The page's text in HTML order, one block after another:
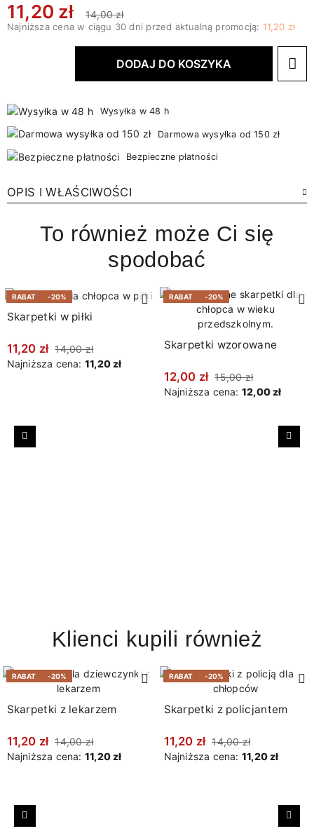
11,20 zł 14,00 zł
Najniższa cena w ciągu 30 dni przed aktualną promocją: 11,20 zł
DODAJ DO KOSZYKA
Wysyłka w 48 h
Darmowa wysyłka od 150 zł
Bezpieczne płatności
OPIS I WŁAŚCIWOŚCI
To również może Ci się
spodobać
RABAT -20%
Skarpetki w piłki
11,20 zł 14,00 zł
Najniższa cena: 11,20 zł
RABAT -20%
Skarpetki wzorowane
12,00 zł 15,00 zł
Najniższa cena: 12,00 zł
Poprzedni
Klienci kupili również
RABAT -20%
Skarpetki z lekarzem
11,20 zł 14,00 zł
Najniższa cena: 11,20 zł
RABAT -20%
Skarpetki z policjantem
11,20 zł 14,00 zł
Najniższa cena: 11,20 zł
Poprzedni